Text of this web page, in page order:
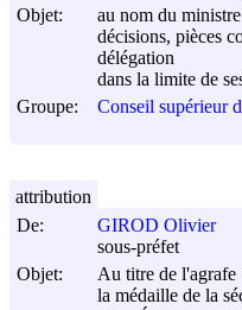
Objet:
au nom du
décisions, pièces
délégation
dans la limite de
Groupe:
Conseil supérieur
De:
GIROD Olivier
sous-préfet
Objet:
Au titre de
la médaille de la
attribution